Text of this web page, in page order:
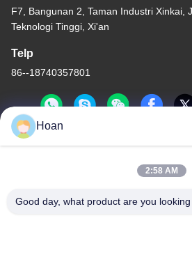
F7, Bangunan 2, Taman Industri Xinkai,
Teknologi Tinggi, Xi'an
Telp
86--18740357801
© 2024-2026 Xi'an Hoan Microwave
Hoan
2:58 AM
Good day, what product are you